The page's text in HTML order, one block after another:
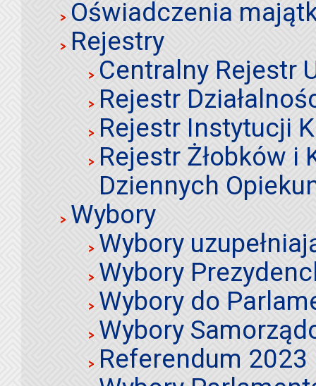
Oświadczenia
Rejestry
Centralny Rejestr
Rejestr
Rejestr Instytucji
Rejestr Żłobków i
Dziennych
Wybory
Wybory
Wybory
Wybory do
Wybory
Referendum 2023